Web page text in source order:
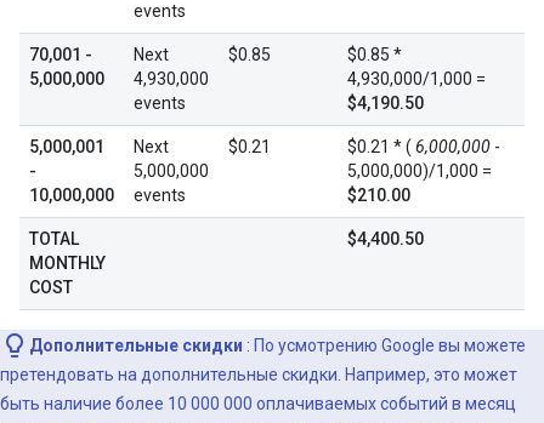
events
70,001 -
5,000,000
Next
4,930,000
events
$0.85
$0.85 *
4,930,000/1,000 =
$4,190.50
5,000,001
-
10,000,000
Next
5,000,000
events
$0.21 $0.21 * ( 6,000,000 -
5,000,000)/1,000 =
$210.00
TOTAL
MONTHLY
COST
$4,400.50
Дополнительные скидки : По усмотрению Google вы можете
претендовать на дополнительные скидки. Например, это может
быть наличие более 10 000 000 оплачиваемых событий в месяц